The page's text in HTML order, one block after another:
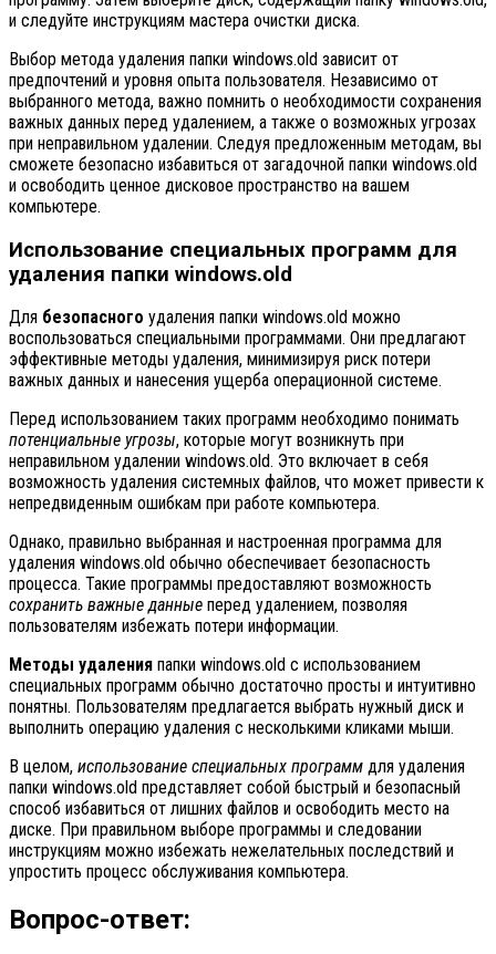
и следуйте инструкциям мастера очистки диска.
Выбор метода удаления папки windows.old зависит от
предпочтений и уровня опыта пользователя. Независимо от
выбранного метода, важно помнить о необходимости сохранения
важных данных перед удалением, а также о возможных угрозах
при неправильном удалении. Следуя предложенным методам, вы
сможете безопасно избавиться от загадочной папки windows.old
и освободить ценное дисковое пространство на вашем
компьютере.
Использование специальных программ для
удаления папки windows.old
Для безопасного удаления папки windows.old можно
воспользоваться специальными программами. Они предлагают
эффективные методы удаления, минимизируя риск потери
важных данных и нанесения ущерба операционной системе.
Перед использованием таких программ необходимо понимать
потенциальные угрозы, которые могут возникнуть при
неправильном удалении windows.old. Это включает в себя
возможность удаления системных файлов, что может привести к
непредвиденным ошибкам при работе компьютера.
Однако, правильно выбранная и настроенная программа для
удаления windows.old обычно обеспечивает безопасность
процесса. Такие программы предоставляют возможность
сохранить важные данные перед удалением, позволяя
пользователям избежать потери информации.
Методы удаления папки windows.old с использованием
специальных программ обычно достаточно просты и интуитивно
понятны. Пользователям предлагается выбрать нужный диск и
выполнить операцию удаления с несколькими кликами мыши.
В целом, использование специальных программ для удаления
папки windows.old представляет собой быстрый и безопасный
способ избавиться от лишних файлов и освободить место на
диске. При правильном выборе программы и следовании
инструкциям можно избежать нежелательных последствий и
упростить процесс обслуживания компьютера.
Вопрос-ответ: